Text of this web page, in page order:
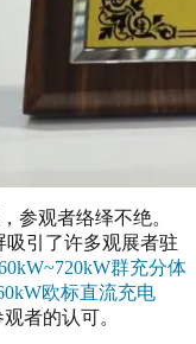
参观者络绎不绝。
吸引了许多观展者驻
群充分体
60kW欧标直流充电
观者的认可。